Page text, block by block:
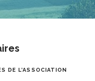
DE L’ASSOCIATION